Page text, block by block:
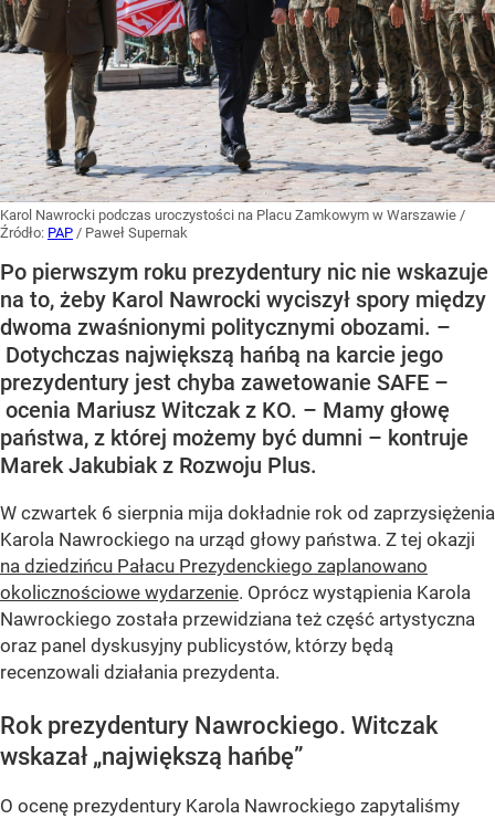
Karol Nawrocki podczas uroczystości na Placu Zamkowym w Warszawie /
Źródło: PAP / Paweł Supernak
Po pierwszym roku prezydentury nic nie wskazuje
na to, żeby Karol Nawrocki wyciszył spory między
dwoma zwaśnionymi politycznymi obozami. –
Dotychczas największą hańbą na karcie jego
prezydentury jest chyba zawetowanie SAFE –
ocenia Mariusz Witczak z KO. – Mamy głowę
państwa, z której możemy być dumni – kontruje
Marek Jakubiak z Rozwoju Plus.
W czwartek 6 sierpnia mija dokładnie rok od zaprzysiężenia
Karola Nawrockiego na urząd głowy państwa. Z tej okazji
na dziedzińcu Pałacu Prezydenckiego zaplanowano
okolicznościowe wydarzenie. Oprócz wystąpienia Karola
Nawrockiego została przewidziana też część artystyczna
oraz panel dyskusyjny publicystów, którzy będą
recenzowali działania prezydenta.
Rok prezydentury Nawrockiego. Witczak
wskazał „największą hańbę”
O ocenę prezydentury Karola Nawrockiego zapytaliśmy